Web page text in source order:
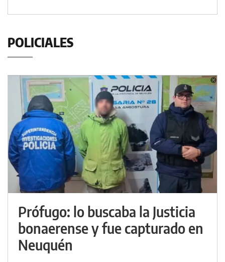
POLICIALES
Prófugo: lo buscaba la Justicia
bonaerense y fue capturado en
Neuquén